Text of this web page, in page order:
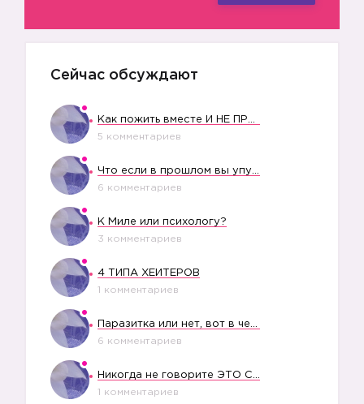
Сейчас обсуждают
5 комментариев
6 комментариев
К Миле или психологу?
3 комментариев
4 ТИПА ХЕЙТЕРОВ
1 комментариев
6 комментариев
1 комментариев